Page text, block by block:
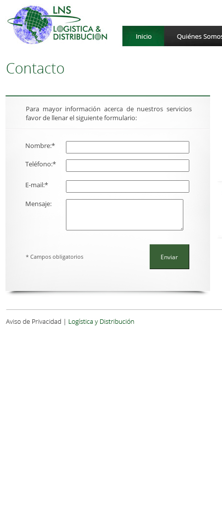
Para mayor información acerca de nuestros servicios
favor de llenar el siguiente formulario:
Nombre:*
Teléfono:*
E-mail:*
Mensaje:
* Campos obligatorios